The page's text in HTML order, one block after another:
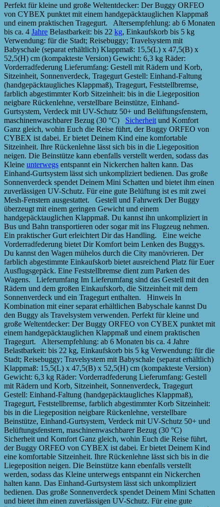
Perfekt für kleine und große Weltentdecker: Der Buggy ORFEO
von CYBEX punktet mit einem handgepäcktauglichen Klappmaß
und einem praktischen Tragegurt. Altersempfehlung: ab 6 Monaten
bis ca. 4 Jahre Belastbarkeit: bis 22 kg, Einkaufskorb bis 5 kg
Verwendung: für die Stadt; Reisebuggy; Travelsystem mit
Babyschale (separat erhältlich) Klappmaß: 15,5(L) x 47,5(B) x
52,5(H) cm (kompakteste Version) Gewicht: 6,3 kg Räder:
Vorderradfederung Lieferumfang: Gestell mit Rädern und Korb,
Sitzeinheit, Sonnenverdeck, Tragegurt Gestell: Einhand-Faltung
(handgepäcktaugliches Klappmaß), Tragegurt, Feststellbremse,
farblich abgestimmter Korb Sitzeinheit: bis in die Liegeposition
neigbare Rückenlehne, verstellbare Beinstütze, Einhand-
Gurtsystem, Verdeck mit UV-Schutz 50+ und Belüftungsfenstern,
maschinenwaschbarer Bezug (30 °C) Sicherheit und Komfort
Ganz gleich, wohin Euch die Reise führt, der Buggy ORFEO von
CYBEX ist dabei. Er bietet Deinem Kind eine komfortable
Sitzeinheit. Ihre Rückenlehne lässt sich bis in die Liegeposition
neigen. Die Beinstütze kann ebenfalls verstellt werden, sodass das
Kleine unterwegs entspannt ein Nickerchen halten kann. Das
Einhand-Gurtsystem lässt sich unkompliziert bedienen. Das große
Sonnenverdeck spendet Deinem Mini Schatten und bietet ihm einen
zuverlässigen UV-Schutz. Für eine gute Belüftung ist es mit zwei
Mesh-Fenstern ausgestattet. Gestell und Fahrwerk Der Buggy
überzeugt mit einem geringen Gewicht und einem
handgepäcktauglichen Klappmaß. Du kannst ihn unkompliziert in
Bus und Bahn transportieren oder sogar mit ins Flugzeug nehmen.
Ein praktischer Gurt erleichtert Dir das Handling. Eine weiche
Vorderradfederung bietet Dir Komfort beim Lenken des Buggys.
Du kannst den Wagen mühelos durch die City manövrieren. Der
farblich abgestimmte Einkaufskorb bietet ausreichend Platz für Euer
Ausflugsgepäck. Eine Feststellbremse dient zum Parken des
Wagens. Lieferumfang Im Lieferumfang sind das Gestell mit den
Rädern und dem großen Einkaufskorb, die Sitzeinheit mit dem
Sonnenverdeck und ein Tragegurt enthalten. Hinweis In
Kombination mit einer separat erhältlichen Babyschale kannst Du
den Buggy als Travelsystem verwenden. Perfekt für kleine und
große Weltentdecker: Der Buggy ORFEO von CYBEX punktet mit
einem handgepäcktauglichen Klappmaß und einem praktischen
Tragegurt. Altersempfehlung: ab 6 Monaten bis ca. 4 Jahre
Belastbarkeit: bis 22 kg, Einkaufskorb bis 5 kg Verwendung: für die
Stadt; Reisebuggy; Travelsystem mit Babyschale (separat erhältlich)
Klappmaß: 15,5(L) x 47,5(B) x 52,5(H) cm (kompakteste Version)
Gewicht: 6,3 kg Räder: Vorderradfederung Lieferumfang: Gestell
mit Rädern und Korb, Sitzeinheit, Sonnenverdeck, Tragegurt
Gestell: Einhand-Faltung (handgepäcktaugliches Klappmaß),
Tragegurt, Feststellbremse, farblich abgestimmter Korb Sitzeinheit:
bis in die Liegeposition neigbare Rückenlehne, verstellbare
Beinstütze, Einhand-Gurtsystem, Verdeck mit UV-Schutz 50+ und
Belüftungsfenstern, maschinenwaschbarer Bezug (30 °C)
Sicherheit und Komfort Ganz gleich, wohin Euch die Reise führt,
der Buggy ORFEO von CYBEX ist dabei. Er bietet Deinem Kind
eine komfortable Sitzeinheit. Ihre Rückenlehne lässt sich bis in die
Liegeposition neigen. Die Beinstütze kann ebenfalls verstellt
werden, sodass das Kleine unterwegs entspannt ein Nickerchen
halten kann. Das Einhand-Gurtsystem lässt sich unkompliziert
bedienen. Das große Sonnenverdeck spendet Deinem Mini Schatten
und bietet ihm einen zuverlässigen UV-Schutz. Für eine gute